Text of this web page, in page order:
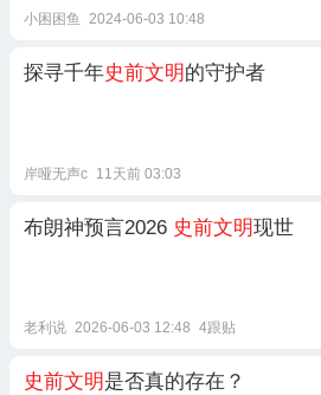
小困困鱼 2024-06-03 10:48
探寻千年史前文明的守护者
岸哑无声c 11天前 03:03
布朗神预言2026 史前文明现世
老利说 2026-06-03 12:48 4跟贴
史前文明是否真的存在？